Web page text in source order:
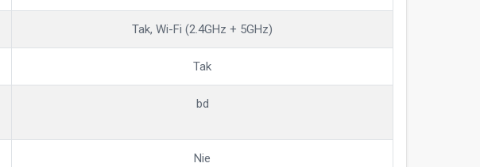
Tak, Wi-Fi (2.4GHz + 5GHz)
Tak
bd
Nie